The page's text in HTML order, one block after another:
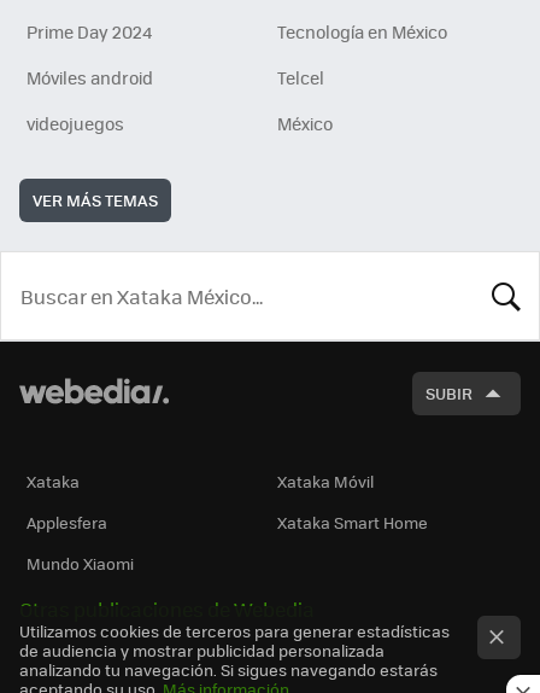
Prime Day 2024
Tecnología en México
Móviles android
Telcel
videojuegos
México
VER MÁS TEMAS
SUBIR
Xataka
Xataka Móvil
Applesfera
Xataka Smart Home
Mundo Xiaomi
Otras publicaciones de Webedia
Utilizamos cookies de terceros para generar estadísticas
de audiencia y mostrar publicidad personalizada
analizando tu navegación. Si sigues navegando estarás